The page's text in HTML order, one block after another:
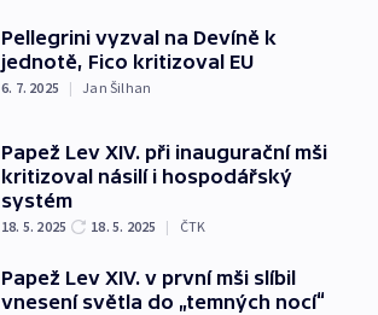
Pellegrini vyzval na Devíně k
jednotě, Fico kritizoval EU
6. 7. 2025 | Jan Šilhan
Papež Lev XIV. při inaugurační mši
kritizoval násilí i hospodářský
systém
18. 5. 2025 18. 5. 2025 | ČTK
Papež Lev XIV. v první mši slíbil
vnesení světla do „temných nocí“